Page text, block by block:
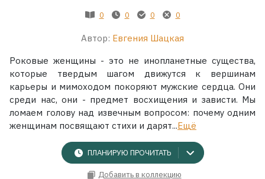
0 0 0 0
Автор: Евгения Шацкая
Роковые женщины - это не инопланетные существа,
которые твердым шагом движутся к вершинам
карьеры и мимоходом покоряют мужские сердца. Они
среди нас, они - предмет восхищения и зависти. Мы
ломаем голову над извечным вопросом: почему одним
женщинам посвящают стихи и дарят...Ещё
ПЛАНИРУЮ ПРОЧИТАТЬ
Добавить в коллекцию